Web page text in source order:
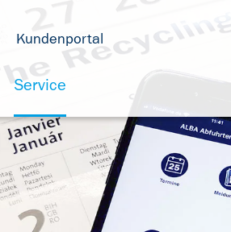
Kundenportal
Service